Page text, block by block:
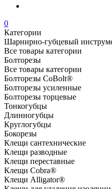
0
Категории
Шарнирно-губцевый
Все товары категории
Болторезы
Все товары категории
Болторезы CoBolt®
Болторезы усиленные
Болторезы торцевые
Тонкогубцы
Длинногубцы
Круглогубцы
Бокорезы
Клещи сантехнические
Клещи разводные
Клещи переставные
Клещи Cobra®
Клещи Alligator®